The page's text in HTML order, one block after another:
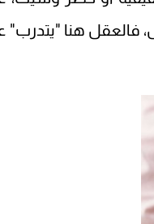
فالعقل هنا "يتدرب"